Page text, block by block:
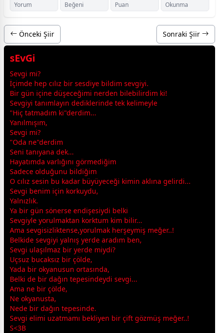
Yorum Beğeni Puan Okunma
Önceki Şiir Sonraki Şiir
sEvGi
Sevgi mi?
İçimde hep cılız bir sesdiye bildim sevgiyi.
Bir gün içine düşeceğimi nerden bilebilirdim ki!
Sevgiyi tanımlayın dediklerinde tek kelimeyle
"Hiç tatmadım ki"derdim...
Yanılmışım,
Sevgi mi?
"Oda ne"derdim
Seni tanıyana dek...
Hayatımda varlığını görmediğim
Sadece olduğunu bildiğim
O cılız sesin bu kadar büyüyeceği kimin aklına gelirdi...
Sevgi benim için korkuydu,
Yalnızlık.
Ya bir gün sönerse endişesiydi belki
Sevgiyle yorulmaktan korktum kim bilir...
Ama sevgisizliktense,yorulmak herşeymiş meğer..!
Belkide sevgiyi yalnış yerde aradım ben,
Sevgi ulaşılmaz bir yerde miydi?
Uçsuz bucaksız bir çölde,
Yada bir okyanusun ortasında,
Belki de bir dağın tepesindeydi sevgi...
Ama ne bir çölde,
Ne okyanusta,
Nede bir dağın tepesinde.
Sevgi elimi uzatmamı bekliyen bir çift gözmüş meğer..!
S<3B